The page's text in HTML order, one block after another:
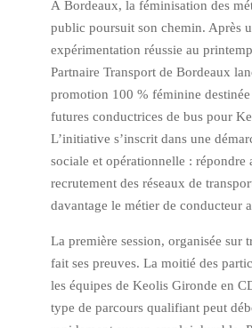
À Bordeaux, la féminisation des
public poursuit son chemin. Après
expérimentation réussie au
Partnaire Transport de Bordeaux
promotion 100 % féminine
futures conductrices de bus pour
L’initiative s’inscrit dans une
sociale et opérationnelle : répondre
recrutement des réseaux de
davantage le métier de conducteur
La première session, organisée sur
fait ses preuves. La moitié des
les équipes de Keolis Gironde en
type de parcours qualifiant peut